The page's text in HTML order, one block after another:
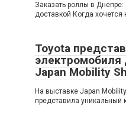
Заказать роллы в
доставкой Когда хочется
Toyota
электромобиля
Japan Mobility
На выставке Japan
представила уникальный